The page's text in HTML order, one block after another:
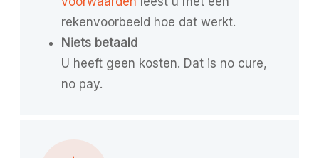
rekenvoorbeeld hoe dat werkt.
Niets betaald
U heeft geen kosten. Dat is no cure,
no pay.